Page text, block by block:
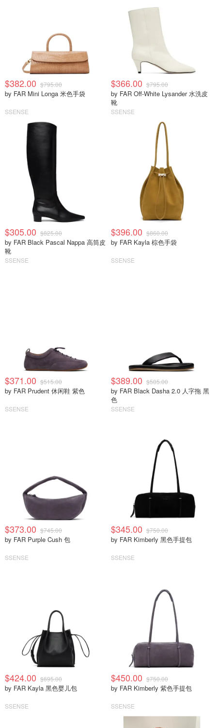
$382.00 $795.00
by FAR Mini Longa 米色手袋
SSENSE
$366.00 $795.00
by FAR Off-White Lysander 水洗皮
靴
SSENSE
$305.00 $825.00
by FAR Black Pascal Nappa 高筒皮
靴
SSENSE
$396.00 $860.00
by FAR Kayla 棕色手袋
SSENSE
$371.00 $515.00
by FAR Prudent 休闲鞋 紫色
SSENSE
$389.00 $505.00
by FAR Black Dasha 2.0 人字拖 黑
色
SSENSE
$373.00 $745.00
by FAR Purple Cush 包
SSENSE
$345.00 $750.00
by FAR Kimberly 黑色手提包
SSENSE
$424.00 $695.00
by FAR Kayla 黑色婴儿包
SSENSE
$450.00 $750.00
by FAR Kimberly 紫色手提包
SSENSE